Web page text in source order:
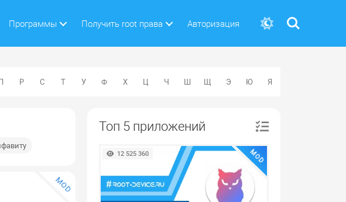
Программы Получить root права Авторизация
Поиск
Р С Т У Ф Х Ц Ч Ш Щ Э Ю Я
MOD
Топ 5 приложений
MOD
12 525 360